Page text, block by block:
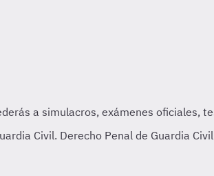
Civil. Derecho Penal de Guardia Civil